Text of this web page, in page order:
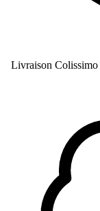
Livraison Colissimo